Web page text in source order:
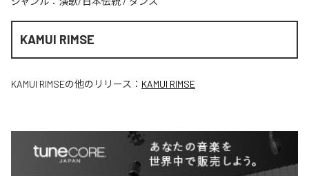
KAMUI RIMSE
KAMUI RIMSEの他のリリース： KAMUI RIMSE